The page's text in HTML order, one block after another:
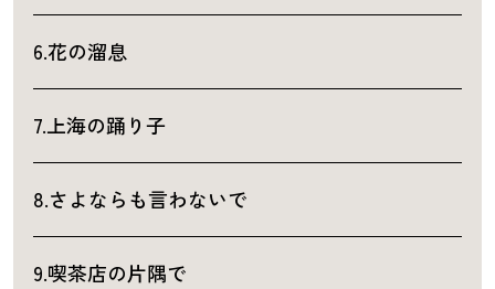
6.花の溜息
7.上海の踊り子
8.さよならも言わないで
9.喫茶店の片隅で